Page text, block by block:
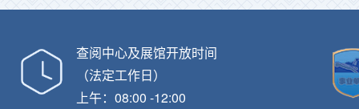
查阅中心及展馆开放时间
（法定工作日）
上午：08:00 -12:00